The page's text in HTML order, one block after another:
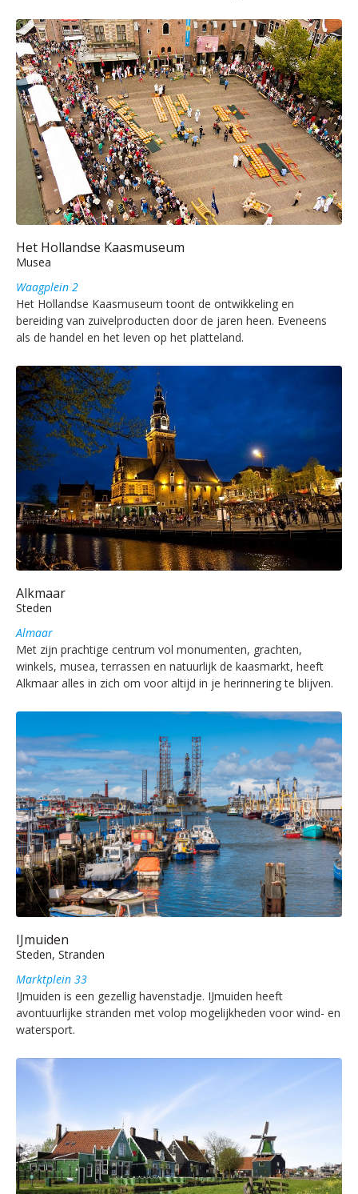
Het Hollandse Kaasmuseum
Musea
Waagplein 2
Het Hollandse Kaasmuseum toont de ontwikkeling en
bereiding van zuivelproducten door de jaren heen. Eveneens
als de handel en het leven op het platteland.
Alkmaar
Steden
Almaar
Met zijn prachtige centrum vol monumenten, grachten,
winkels, musea, terrassen en natuurlijk de kaasmarkt, heeft
Alkmaar alles in zich om voor altijd in je herinnering te blijven.
IJmuiden
Steden, Stranden
Marktplein 33
IJmuiden is een gezellig havenstadje. IJmuiden heeft
avontuurlijke stranden met volop mogelijkheden voor wind- en
watersport.